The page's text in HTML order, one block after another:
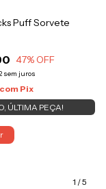
Puff Sorvete
47% OFF
sem juros
com Pix
ÚLTIMA PEÇA!
1 /5